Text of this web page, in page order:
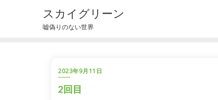
スカイグリーン
嘘偽りのない世界
2023年9月11日
2回目